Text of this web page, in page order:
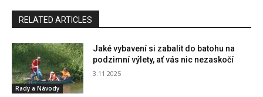
RELATED ARTICLES
Rady a Návody
Jaké vybavení si zabalit do batohu na
podzimní výlety, ať vás nic nezaskočí
3.11.2025